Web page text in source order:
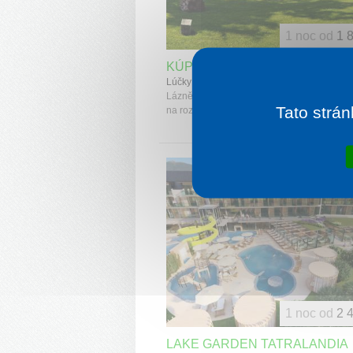
KÚPELE LÚČKY KH CHOČ
Lúčky
Lázně Lúčky leží v horské dolině pod
na rozhraní Oravy a Liptova.
1 noc od 1
LAKE GARDEN TATRALANDIA
1 noc od 2
Tato